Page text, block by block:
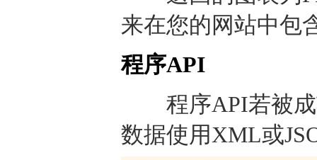
来在您的网站中包
程序API
程序API若被成
数据使用XML或